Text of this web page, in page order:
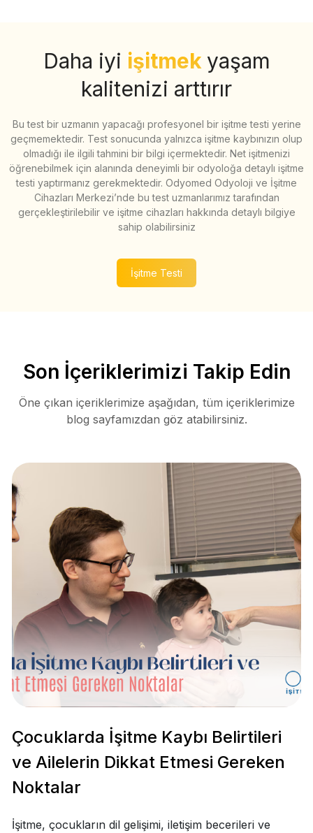
Daha iyi işitmek yaşam
kalitenizi arttırır
Bu test bir uzmanın yapacağı profesyonel bir işitme testi yerine
geçmemektedir. Test sonucunda yalnızca işitme kaybınızın olup
olmadığı ile ilgili tahmini bir bilgi içermektedir. Net işitmenizi
öğrenebilmek için alanında deneyimli bir odyoloğa detaylı işitme
testi yaptırmanız gerekmektedir. Odyomed Odyoloji ve İşitme
Cihazları Merkezi’nde bu test uzmanlarımız tarafından
gerçekleştirilebilir ve işitme cihazları hakkında detaylı bilgiye
sahip olabilirsiniz
İşitme Testi
Son İçeriklerimizi Takip Edin
Öne çıkan içeriklerimize aşağıdan, tüm içeriklerimize
blog sayfamızdan göz atabilirsiniz.
Çocuklarda İşitme Kaybı Belirtileri
ve Ailelerin Dikkat Etmesi Gereken
Noktalar
İşitme, çocukların dil gelişimi, iletişim becerileri ve